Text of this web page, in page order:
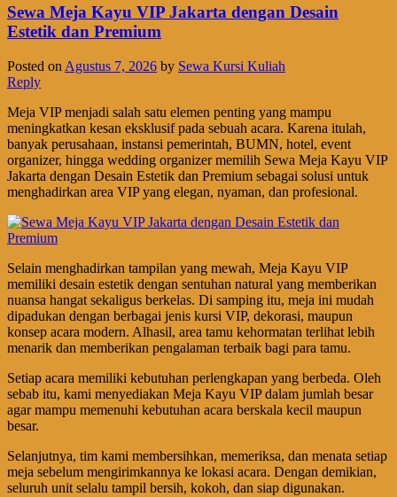
Sewa Meja Kayu VIP Jakarta dengan Desain
Estetik dan Premium
Posted on Agustus 7, 2026 by Sewa Kursi Kuliah
Reply
Meja VIP menjadi salah satu elemen penting yang mampu
meningkatkan kesan eksklusif pada sebuah acara. Karena itulah,
banyak perusahaan, instansi pemerintah, BUMN, hotel, event
organizer, hingga wedding organizer memilih Sewa Meja Kayu VIP
Jakarta dengan Desain Estetik dan Premium sebagai solusi untuk
menghadirkan area VIP yang elegan, nyaman, dan profesional.
Selain menghadirkan tampilan yang mewah, Meja Kayu VIP
memiliki desain estetik dengan sentuhan natural yang memberikan
nuansa hangat sekaligus berkelas. Di samping itu, meja ini mudah
dipadukan dengan berbagai jenis kursi VIP, dekorasi, maupun
konsep acara modern. Alhasil, area tamu kehormatan terlihat lebih
menarik dan memberikan pengalaman terbaik bagi para tamu.
Setiap acara memiliki kebutuhan perlengkapan yang berbeda. Oleh
sebab itu, kami menyediakan Meja Kayu VIP dalam jumlah besar
agar mampu memenuhi kebutuhan acara berskala kecil maupun
besar.
Selanjutnya, tim kami membersihkan, memeriksa, dan menata setiap
meja sebelum mengirimkannya ke lokasi acara. Dengan demikian,
seluruh unit selalu tampil bersih, kokoh, dan siap digunakan.